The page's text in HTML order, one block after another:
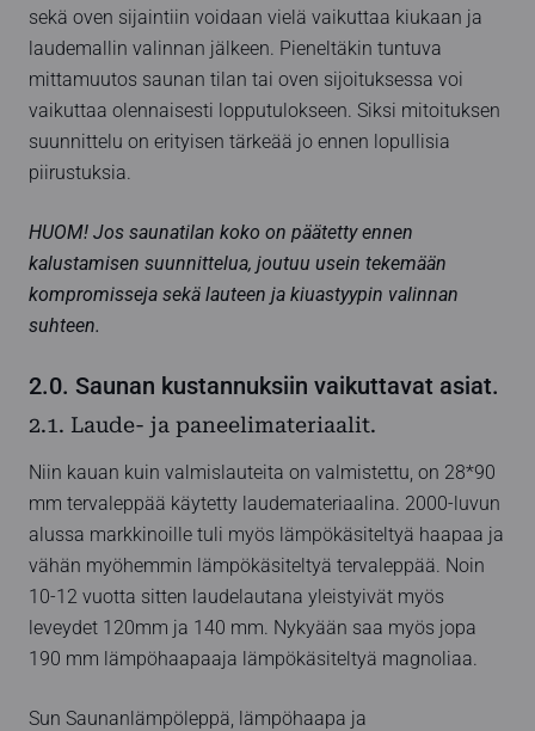
sekä oven sijaintiin voidaan vielä vaikuttaa kiukaan ja
laudemallin valinnan jälkeen. Pieneltäkin tuntuva
mittamuutos saunan tilan tai oven sijoituksessa voi
vaikuttaa olennaisesti lopputulokseen. Siksi mitoituksen
suunnittelu on erityisen tärkeää jo ennen lopullisia
piirustuksia.
HUOM! Jos saunatilan koko on päätetty ennen
kalustamisen suunnittelua, joutuu usein tekemään
kompromisseja sekä lauteen ja kiuastyypin valinnan
suhteen.
2.0. Saunan kustannuksiin vaikuttavat asiat.
2.1. Laude- ja paneelimateriaalit.
Niin kauan kuin valmislauteita on valmistettu, on 28*90
mm tervaleppää käytetty laudemateriaalina. 2000-luvun
alussa markkinoille tuli myös lämpökäsiteltyä haapaa ja
vähän myöhemmin lämpökäsiteltyä tervaleppää. Noin
10-12 vuotta sitten laudelautana yleistyivät myös
leveydet 120mm ja 140 mm. Nykyään saa myös jopa
190 mm lämpöhaapaaja lämpökäsiteltyä magnoliaa.
Sun Saunanlämpöleppä, lämpöhaapa ja